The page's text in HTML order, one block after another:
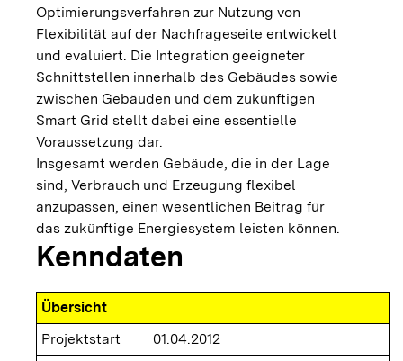
Optimierungsverfahren zur Nutzung von
Flexibilität auf der Nachfrageseite entwickelt
und evaluiert. Die Integration geeigneter
Schnittstellen innerhalb des Gebäudes sowie
zwischen Gebäuden und dem zukünftigen
Smart Grid stellt dabei eine essentielle
Voraussetzung dar.
Insgesamt werden Gebäude, die in der Lage
sind, Verbrauch und Erzeugung flexibel
anzupassen, einen wesentlichen Beitrag für
das zukünftige Energiesystem leisten können.
Kenndaten
Übersicht
Projektstart
01.04.2012